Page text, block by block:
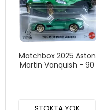
Matchbox 2025 Aston
Martin Vanquish - 90